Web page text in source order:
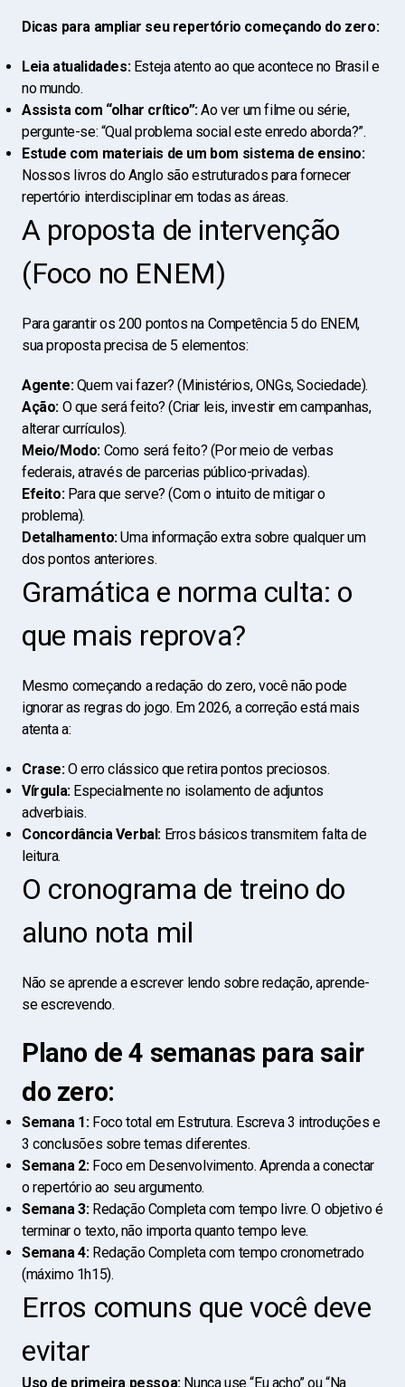
Dicas para ampliar seu repertório começando do zero:
Leia atualidades:Esteja atento ao que acontece no Brasil e
no mundo.
Assista com “olhar crítico”:Ao ver um filme ou série,
pergunte-se: “Qual problema social este enredo aborda?”.
Estude com materiais de um bom sistema de ensino:
Nossos livros do Anglo são estruturados para fornecer
repertório interdisciplinar em todas as áreas.
A proposta de intervenção
(Foco no ENEM)
Para garantir os 200 pontos na Competência 5 do ENEM,
sua proposta precisa de 5 elementos:
Agente:Quem vai fazer? (Ministérios, ONGs, Sociedade).
Ação: O que será feito? (Criar leis, investir em campanhas,
alterar currículos).
Meio/Modo: Como será feito? (Por meio de verbas
federais, através de parcerias público-privadas).
Efeito:Para que serve? (Com o intuito de mitigar o
problema).
Detalhamento:Uma informação extra sobre qualquer um
dos pontos anteriores.
Gramática e norma culta: o
que mais reprova?
Mesmo começando a redação do zero, você não pode
ignorar as regras do jogo. Em 2026, a correção está mais
atenta a:
Crase:O erro clássico que retira pontos preciosos.
Vírgula:Especialmente no isolamento de adjuntos
adverbiais.
Concordância Verbal: Erros básicos transmitem falta de
leitura.
O cronograma de treino do
aluno nota mil
Não se aprende a escrever lendo sobre redação, aprende-
se escrevendo.
Plano de 4 semanas para sair
do zero:
Semana 1:Foco total em Estrutura. Escreva 3 introduções e
3 conclusões sobre temas diferentes.
Semana 2:Foco em Desenvolvimento. Aprenda a conectar
o repertório ao seu argumento.
Semana 3:Redação Completa com tempo livre. O objetivo é
terminar o texto, não importa quanto tempo leve.
Semana 4:Redação Completa com tempo cronometrado
(máximo 1h15).
Erros comuns que você deve
evitar
Uso de primeira pessoa:Nunca use “Eu acho” ou “Na